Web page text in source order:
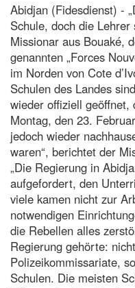
Abidjan (Fidesdienst) -
Schule, doch die
Missionar aus Bouaké,
genannten „Forces
im Norden von Cote
Schulen des Landes
wieder offiziell geöffnet,
Montag, den 23.
jedoch wieder
waren“, berichtet der
„Die Regierung in
aufgefordert, den
viele kamen nicht zur
notwendigen
die Rebellen alles
Regierung gehörte:
Polizeikommissariate,
Schulen. Die meisten